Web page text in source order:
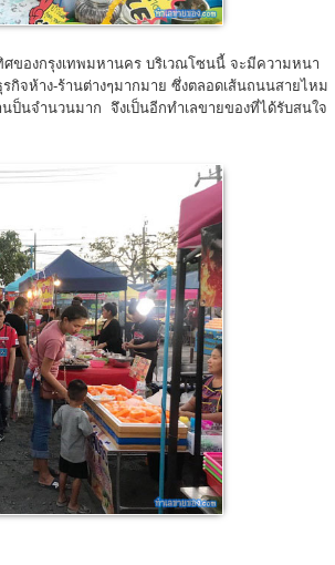
ของกรุงเทพมหานคร บริเวณโซนนี้ จะมีความหนา
จห้าง-ร้านต่างๆมากมาย ซึ่งตลอดเส้นถนนสายไหม
ป็นจำนวนมาก จึงเป็นอีกทำเลขายของที่ได้รับสนใจ